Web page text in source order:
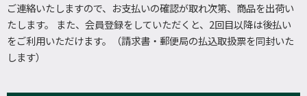
ご連絡いたしますので、お支払いの確認が取れ次第、商品を出荷い
たします。 また、会員登録をしていただくと、2回目以降は後払い
をご利用いただけます。（請求書・郵便局の払込取扱票を同封いた
します）